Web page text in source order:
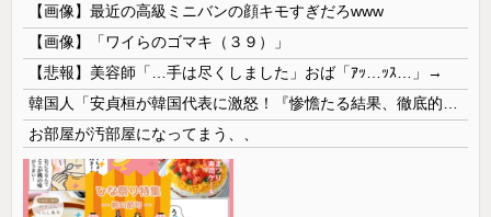
【画像】最近の高級ミニバンの顔キモすぎだろwww
【画像】「ワイらのゴマキ（３９）」
【悲報】美容師「…手は尽くしました」おば「ｱｯ…ｯｽ…」→
お部屋が汚部屋になってまう、、